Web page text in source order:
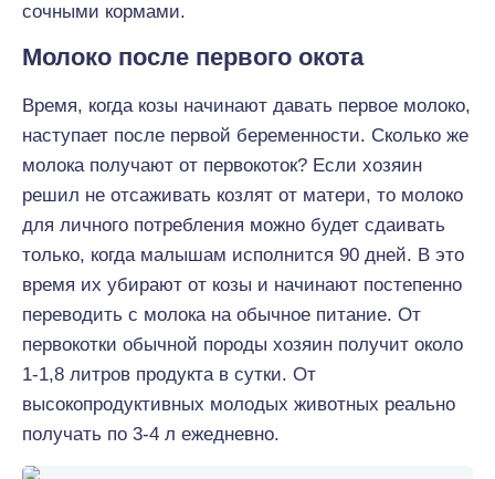
сочными кормами.
Молоко после первого окота
Время, когда козы начинают давать первое молоко,
наступает после первой беременности. Сколько же
молока получают от первокоток? Если хозяин
решил не отсаживать козлят от матери, то молоко
для личного потребления можно будет сдаивать
только, когда малышам исполнится 90 дней. В это
время их убирают от козы и начинают постепенно
переводить с молока на обычное питание. От
первокотки обычной породы хозяин получит около
1-1,8 литров продукта в сутки. От
высокопродуктивных молодых животных реально
получать по 3-4 л ежедневно.